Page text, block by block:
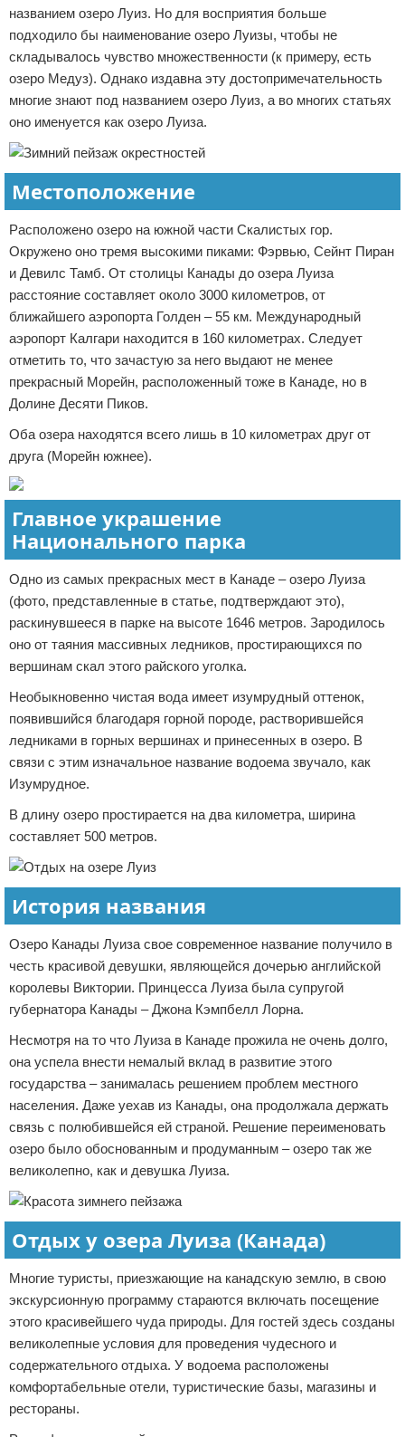
названием озеро Луиз. Но для восприятия больше
подходило бы наименование озеро Луизы, чтобы не
складывалось чувство множественности (к примеру, есть
озеро Медуз). Однако издавна эту достопримечательность
многие знают под названием озеро Луиз, а во многих статьях
оно именуется как озеро Луиза.
Местоположение
Расположено озеро на южной части Скалистых гор.
Окружено оно тремя высокими пиками: Фэрвью, Сейнт Пиран
и Девилс Тамб. От столицы Канады до озера Луиза
расстояние составляет около 3000 километров, от
ближайшего аэропорта Голден – 55 км. Международный
аэропорт Калгари находится в 160 километрах. Следует
отметить то, что зачастую за него выдают не менее
прекрасный Морейн, расположенный тоже в Канаде, но в
Долине Десяти Пиков.
Оба озера находятся всего лишь в 10 километрах друг от
друга (Морейн южнее).
Главное украшение
Национального парка
Одно из самых прекрасных мест в Канаде – озеро Луиза
(фото, представленные в статье, подтверждают это),
раскинувшееся в парке на высоте 1646 метров. Зародилось
оно от таяния массивных ледников, простирающихся по
вершинам скал этого райского уголка.
Необыкновенно чистая вода имеет изумрудный оттенок,
появившийся благодаря горной породе, растворившейся
ледниками в горных вершинах и принесенных в озеро. В
связи с этим изначальное название водоема звучало, как
Изумрудное.
В длину озеро простирается на два километра, ширина
составляет 500 метров.
История названия
Озеро Канады Луиза свое современное название получило в
честь красивой девушки, являющейся дочерью английской
королевы Виктории. Принцесса Луиза была супругой
губернатора Канады – Джона Кэмпбелл Лорна.
Несмотря на то что Луиза в Канаде прожила не очень долго,
она успела внести немалый вклад в развитие этого
государства – занималась решением проблем местного
населения. Даже уехав из Канады, она продолжала держать
связь с полюбившейся ей страной. Решение переименовать
озеро было обоснованным и продуманным – озеро так же
великолепно, как и девушка Луиза.
Отдых у озера Луиза (Канада)
Многие туристы, приезжающие на канадскую землю, в свою
экскурсионную программу стараются включать посещение
этого красивейшего чуда природы. Для гостей здесь созданы
великолепные условия для проведения чудесного и
содержательного отдыха. У водоема расположены
комфортабельные отели, туристические базы, магазины и
рестораны.